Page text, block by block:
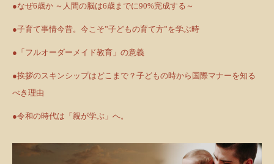
●なぜ6歳か ～人間の脳は6歳までに90%完成する～
●子育て事情今昔。今こそ”子どもの育て方”を学ぶ時
●「フルオーダーメイド教育」の意義
●挨拶のスキンシップはどこまで？子どもの時から国際マナーを知る
べき理由
●令和の時代は「親が学ぶ」へ。